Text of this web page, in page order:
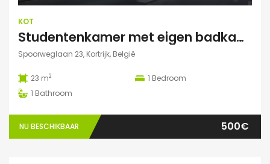
KOT
Studentenkamer met eigen badkamer
Spoorweglaan 23, Kortrijk, België
23 m2 1 Bedroom
1 Bathroom
NU BESCHIKBAAR 500€